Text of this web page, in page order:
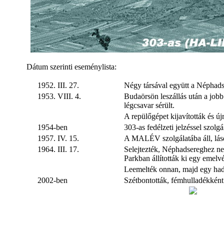
Dátum szerinti eseménylista:
1952. III. 27.
Négy társával együtt a
1953. VIII. 4.
Budaörsön leszállás után a
légcsavar sérült.
A repülőgépet kijavították és
1954-ben
303-as fedélzeti jelzéssel
1957. IV. 15.
A MALÉV szolgálatába áll,
1964. III. 17.
Selejtezték, Néphadsereghez
Parkban állították ki egy
Leemelték onnan, majd egy
2002-ben
Szétbontották,